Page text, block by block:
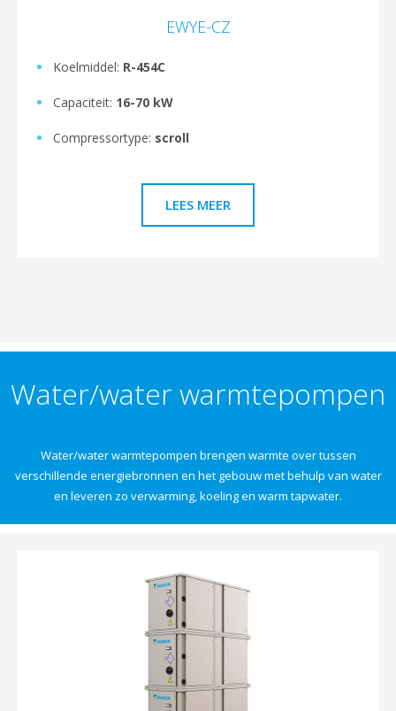
EWYE-CZ
Koelmiddel: R-454C
Capaciteit: 16-70 kW
Compressortype: scroll
LEES MEER
Water/water warmtepompen
Water/water warmtepompen brengen warmte over tussen
verschillende energiebronnen en het gebouw met behulp van water
en leveren zo verwarming, koeling en warm tapwater.